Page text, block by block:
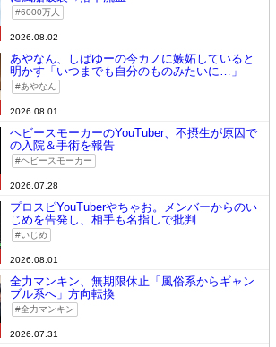
6000万人
2026.08.02
あやなん、しばゆーの今カノに嫉妬していると
明かす「いつまでも自分のものみたいに…」
あやなん
2026.08.01
ヘビースモーカーのYouTuber、不摂生が原因で
の入院＆手術を報告
ヘビースモーカー
2026.07.28
プロスピYouTuberやちゃお。メンバーからのい
じめを告発し、相手も名指しで批判
いじめ
2026.08.01
全力マンキン、無期限休止「風俗系からギャン
ブル系へ」方向転換
全力マンキン
2026.07.31